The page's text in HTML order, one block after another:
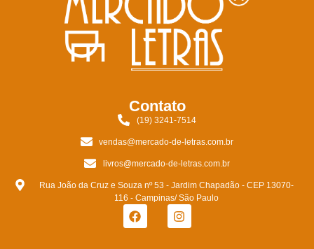
Contato
(19) 3241-7514
vendas@mercado-de-letras.com.br
livros@mercado-de-letras.com.br
Rua João da Cruz e Souza nº 53 - Jardim Chapadão - CEP 13070-
116 - Campinas/ São Paulo